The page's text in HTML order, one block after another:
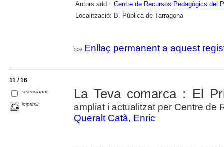
Autors add.: Centre de Recursos Pedagògics del
Localització: B. Pública de Tarragona
Enllaç permanent a aquest
11 / 16
seleccionar
imprimir
La Teva comarca : El
ampliat i actualitzat per Centre de
Queralt Catà, Enric